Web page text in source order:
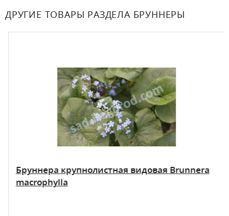
ДРУГИЕ ТОВАРЫ РАЗДЕЛА БРУННЕРЫ
Бруннера крупнолистная видовая Brunnera
macrophylla